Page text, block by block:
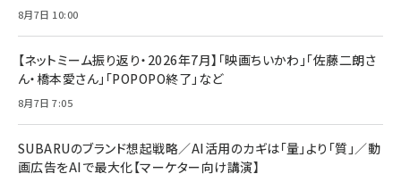
8月7日 10:00
【ネットミーム振り返り・2026年7月】「映画ちいかわ」「佐藤二朗さ
ん・橋本愛さん」「POPOPO終了」など
8月7日 7:05
SUBARUのブランド想起戦略／AI活用のカギは「量」より「質」／動
画広告をAIで最大化【マーケター向け講演】